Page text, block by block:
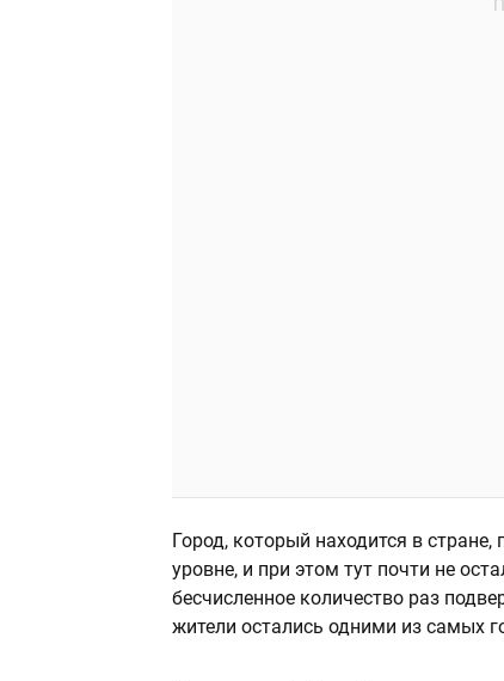
Город, который находится в
уровне, и при этом тут почти не
бесчисленное количество раз
жители остались одними из самых